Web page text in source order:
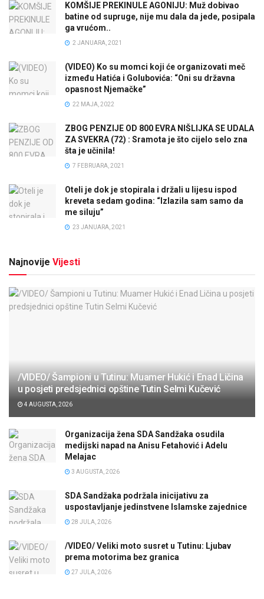
KOMŠIJE PREKINULE AGONIJU: Muž dobivao
batine od supruge, nije mu dala da jede, posipala
ga vrućom..
2 JANUARA, 2021
(VIDEO) Ko su momci koji će organizovati meč
između Hatića i Golubovića: “Oni su državna
opasnost Njemačke”
22 MAJA, 2022
ZBOG PENZIJE OD 800 EVRA NIŠLIJKA SE UDALA
ZA SVEKRA (72) : Sramota je što cijelo selo zna
šta je učinila!
7 FEBRUARA, 2021
Oteli je dok je stopirala i držali u lijesu ispod
kreveta sedam godina: “Izlazila sam samo da
me siluju”
23 JANUARA, 2021
Najnovije Vijesti
/VIDEO/ Šampioni u Tutinu: Muamer Hukić i Enad Ličina
u posjeti predsjednici opštine Tutin Selmi Kučević
4 AUGUSTA, 2026
Organizacija žena SDA Sandžaka osudila
medijski napad na Anisu Fetahović i Adelu
Melajac
3 AUGUSTA, 2026
SDA Sandžaka podržala inicijativu za
uspostavljanje jedinstvene Islamske zajednice
28 JULA, 2026
/VIDEO/ Veliki moto susret u Tutinu: Ljubav
prema motorima bez granica
27 JULA, 2026